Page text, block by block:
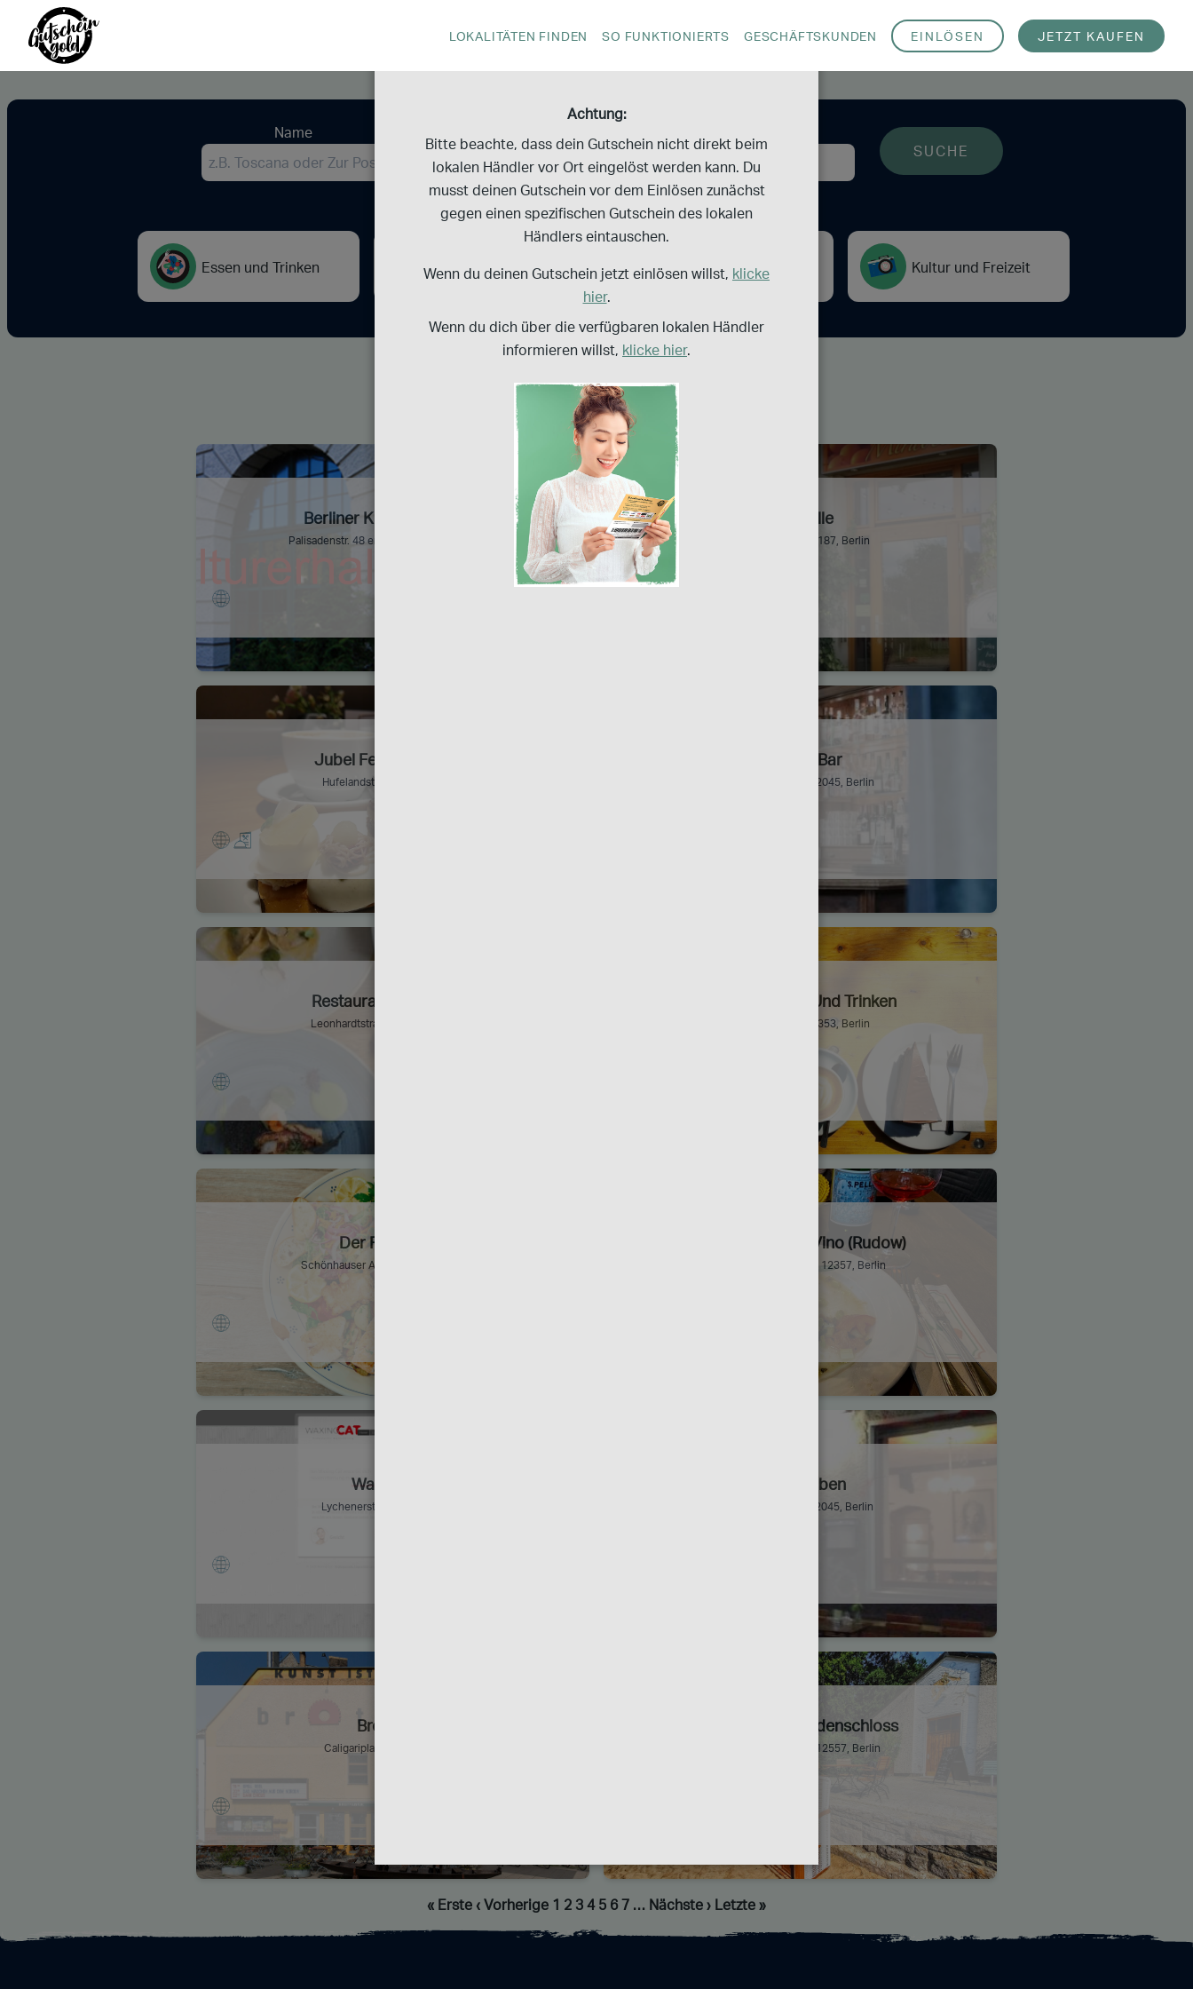
LOKALITÄTEN FINDEN SO FUNKTIONIERTS GESCHÄFTSKUNDEN EINLÖSEN JETZT KAUFEN
Achtung:
Bitte beachte, dass dein Gutschein nicht direkt beim
lokalen Händler vor Ort eingelöst werden kann. Du
musst deinen Gutschein vor dem Einlösen zunächst
gegen einen spezifischen Gutschein des lokalen
Händlers eintauschen.
Wenn du deinen Gutschein jetzt einlösen willst, klicke
hier.
Wenn du dich über die verfügbaren lokalen Händler
informieren willst, klicke hier.
Name
Essen und Trinken
Gesundheit
Mode und Shopping Kultur und Freizeit
‹ Vorherige 2345 7… Nächste ›
Berliner Kriminal Theater
Palisadenstr. 48 empty string, 10249, Berlin
Mirabelle
Schulzestr. 21, 13187, Berlin
Jubel Feine Patisserie
Hufelandstr 10, 10407, Berlin
Beuster Bar
Weserstraße 32 , 12045, Berlin
Restaurant Bruderherz
Leonhardtstraße 6 , 14057 , Berlin
Göttlich Essen Und Trinken
Tegeler Str. 23, 13353, Berlin
Der Fischladen
Schönhauser Allee 128, 10437, Berlin
Trattoria Pane E Vino (Rudow)
Stubenrauchstraße 2, 12357, Berlin
Waxing Cat
Lychenerstr 10, 10437, Berlin
Kindl Stuben
Sonnenallee 92, 12045, Berlin
Brotfabrik
Caligariplatz 1, 13086, Berlin
Strandbad Wendenschloss
Möllhausenufer 30, 12557, Berlin
« Erste ‹ Vorherige 1 2 34 5 67 … Nächste › Letzte »